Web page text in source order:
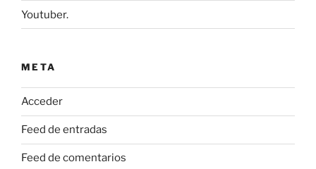
Youtuber.
META
Acceder
Feed de entradas
Feed de comentarios